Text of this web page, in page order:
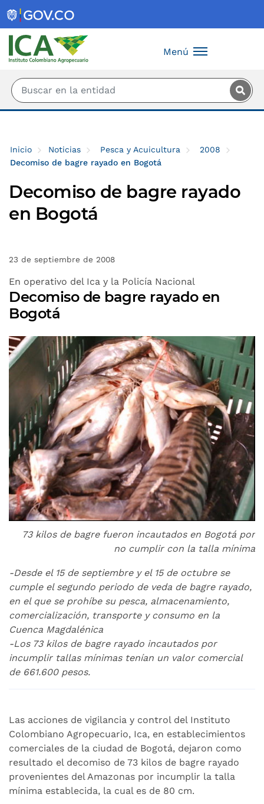
Menú
Inicio Noticias Pesca y Acuicultura
2008
Decomiso de bagre rayado en Bogotá
Decomiso de bagre rayado
en Bogotá
23 de septiembre de 2008
En operativo del Ica y la Policía Nacional
Decomiso de bagre rayado en
Bogotá
73 kilos de bagre fueron incautados en Bogotá por
no cumplir con la talla mínima
-Desde el 15 de septiembre y el 15 de octubre se
cumple el segundo periodo de veda de bagre rayado,
en el que se prohíbe su pesca, almacenamiento,
comercialización, transporte y consumo en la
Cuenca Magdalénica
-Los 73 kilos de bagre rayado incautados por
incumplir tallas mínimas tenían un valor comercial
de 661.600 pesos.
Las acciones de vigilancia y control del Instituto
Colombiano Agropecuario, Ica, en establecimientos
comerciales de la ciudad de Bogotá, dejaron como
resultado el decomiso de 73 kilos de bagre rayado
provenientes del Amazonas por incumplir la talla
mínima establecida, la cual es de 80 cm.